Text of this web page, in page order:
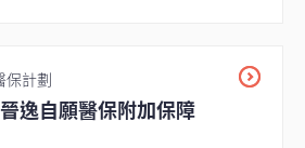
保計劃
逸自願醫保附加保障